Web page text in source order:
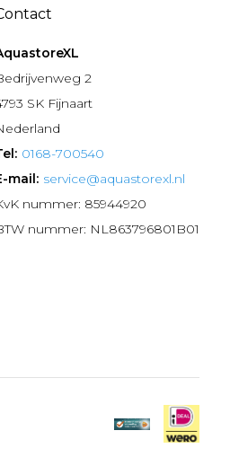
2
SK Fijnaart
0168-700540
mail: service@aquastorexl.nl
nummer: 85944920
nummer: NL863796801B01